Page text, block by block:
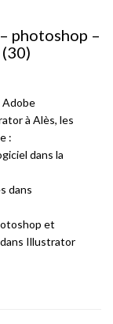
photoshop –
Adobe
à Alès, les
:
dans la
dans
et
Illustrator